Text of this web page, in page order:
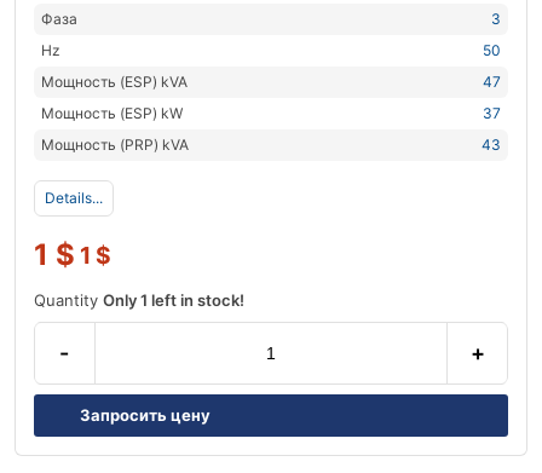
Фаза
3
Hz
50
Мощность (ESP) kVA
47
Мощность (ESP) kW
37
Мощность (PRP) kVA
43
Details...
1 $ 1 $
Quantity Only 1 left in stock!
- +
Запросить цену